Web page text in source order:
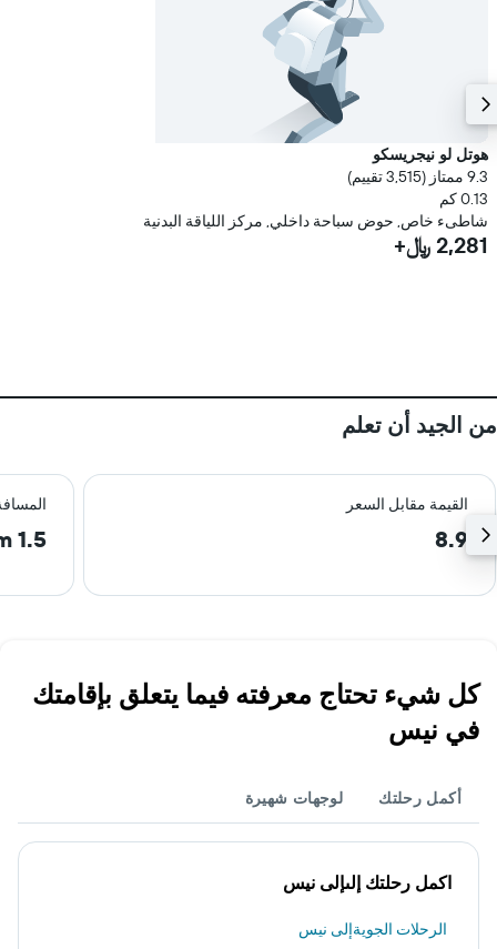
هوتل لو نيجريسكو
9.3 ممتاز (3,515 تقييم)
0.13 كم
شاطىء خاص, حوض سباحة داخلي, مركز اللياقة البدنية
2,281 ﷼+
من الجيد أن تعلم
القيمة مقابل السعر
8.9
1.5 km
كل شيء تحتاج معرفته فيما يتعلق بإقامتك
في نيس
أكمل رحلتك لوجهات شهيرة
اكمل رحلتك إلىإلى نيس
الرحلات الجويةإلى نيس